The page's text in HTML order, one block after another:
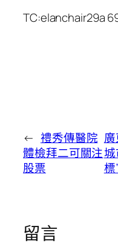
TC:elanchair29a
← 禮秀傳醫院
體檢拜二可關注
股票
標”
留言